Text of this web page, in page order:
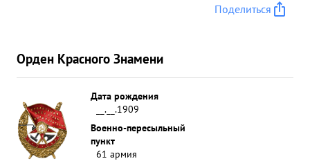
Поделиться
Орден Красного Знамени
Дата рождения
__.__.1909
Военно-пересыльный
пункт
61 армия